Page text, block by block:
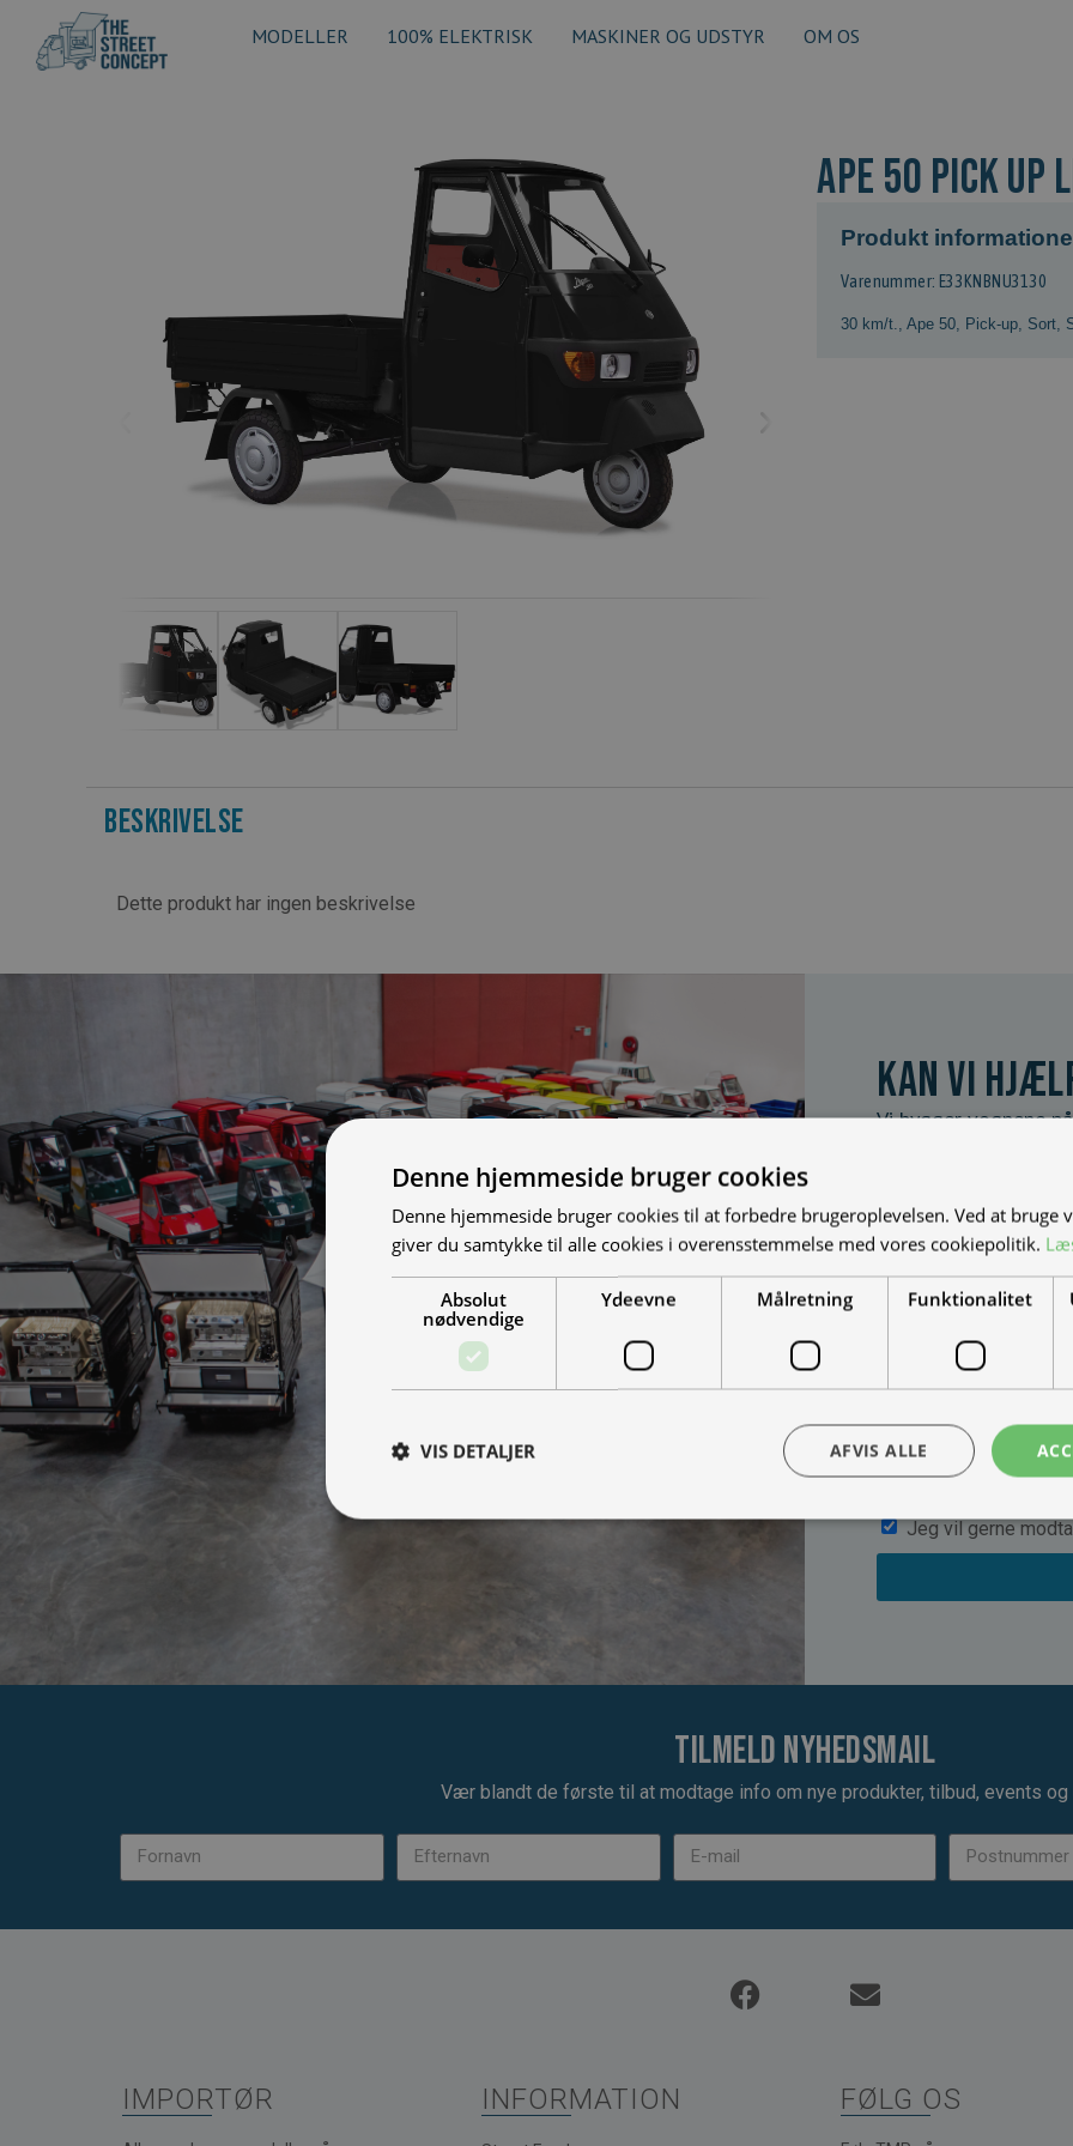
MODELLER 100% ELEKTRISK MASKINER OG UDSTYR OM OS
Ape 50 Pick
Produkt
Varenummer: E33KNBNU3130
30 km/t. Ape 50 Pick-up Sort
Beskrivelse
Dette produkt har ingen beskrivelse
Kan vi
Vi bygger vognene
dine behov. Udfyld
Jeg vil gerne
Tilmeld nyhedsmail
Vær blandt de første til at modtage info om nye produkter, tilbud, events og
IMPORTØR INFORMATION FØLG OS
Denne hjemmeside bruger cookies
Denne hjemmeside bruger cookies til at forbedre brugeroplevelsen. Ved at bruge
giver du samtykke til alle cookies i overensstemmelse med vores cookiepolitik.
Absolut
nødvendige
Ydeevne Målretning Funktionalitet
AFVIS ALLE
VIS DETALJER